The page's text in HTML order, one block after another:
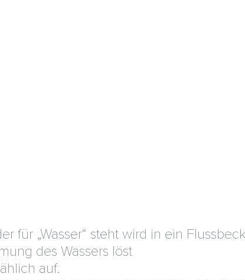
für „Wasser“ steht wird in ein
des Wassers löst
auf.